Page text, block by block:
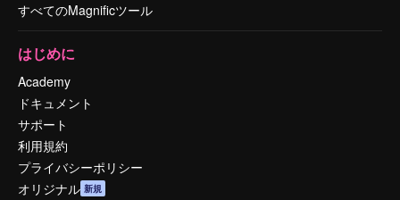
すべてのMagnificツール
はじめに
Academy
ドキュメント
サポート
利用規約
プライバシーポリシー
オリジナル 新規